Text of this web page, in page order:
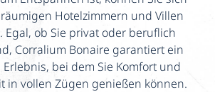
Hotelzimmern und Villen
Egal, ob Sie privat oder beruflich
Corralium Bonaire garantiert ein
bei dem Sie Komfort und
in vollen Zügen genießen können.